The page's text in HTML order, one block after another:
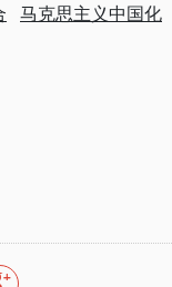
马克思主义中国化